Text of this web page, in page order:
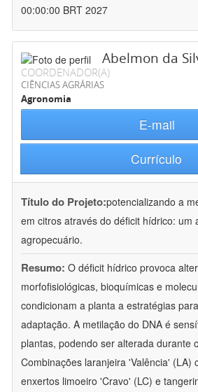
00:00:00 BRT 2027
Abelmon da
COORDENADOR(A)
CIÊNCIAS AGRÁRIAS
Agronomia
E-mail
Currículo
Título do Projeto:potencializando a
em citros através do déficit hídrico: um
agropecuário.
Resumo: O déficit hídrico provoca
morfofisiológicas, bioquímicas e
condicionam a planta a estratégias
adaptação. A metilação do DNA é
plantas, podendo ser alterada durante
Combinações laranjeira 'Valência' (LA)
enxertos limoeiro 'Cravo' (LC) e